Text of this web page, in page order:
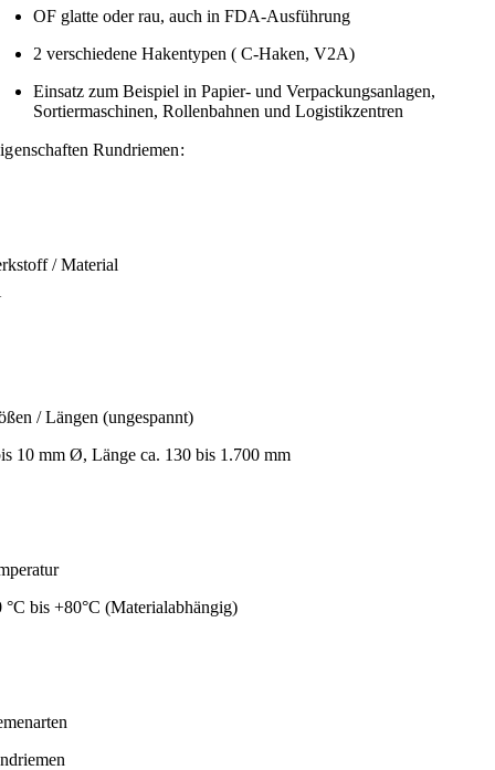
OF glatte oder rau, auch in FDA-Ausführung
2 verschiedene Hakentypen ( C-Haken, V2A)
Einsatz zum Beispiel in Papier- und Verpackungsanlagen,
Sortiermaschinen, Rollenbahnen und Logistikzentren
Rundriemen:
/ Material
/ Längen (ungespannt)
10 mm Ø, Länge ca. 130 bis 1.700 mm
°C bis +80°C (Materialabhängig)